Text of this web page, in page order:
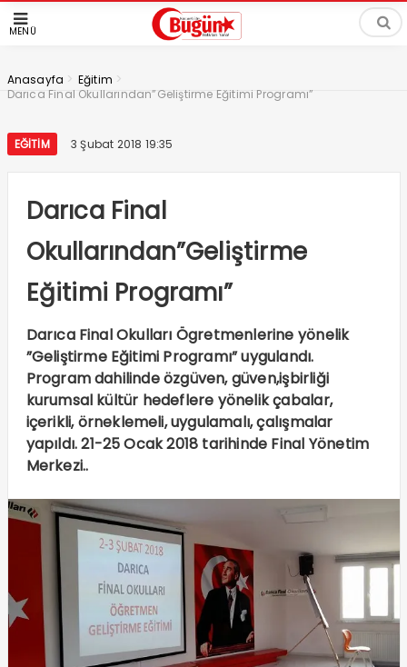
MENÜ
Anasayfa > Eğitim >
Darıca Final Okullarından”Geliştirme Eğitimi Programı”
EĞITIM 3 Şubat 2018 19:35
Darıca Final
Okullarından”Geliştirme
Eğitimi Programı”
Darıca Final Okulları Ögretmenlerine yönelik
”Geliştirme Eğitimi Programı” uygulandı.
Program dahilinde özgüven, güven,işbirliği
kurumsal kültür hedeflere yönelik çabalar,
içerikli, örneklemeli, uygulamalı, çalışmalar
yapıldı. 21-25 Ocak 2018 tarihinde Final Yönetim
Merkezi..